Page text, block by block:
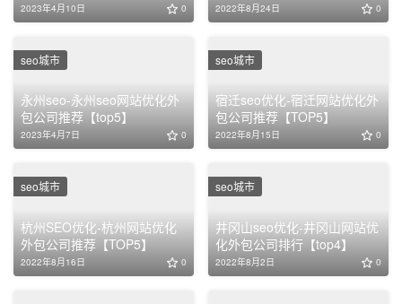
2023年4月10日 0 2022年8月24日 0
永州seo-永州seo网站优化外
包公司推荐【top5】
2023年4月7日 0
seo城市
宿迁seo优化-宿迁网站优化外
包公司推荐【TOP5】
2022年8月15日 0
seo城市
杭州SEO优化-杭州网站优化
外包公司推荐【TOP5】
2022年8月16日 0
seo城市
井冈山seo优化-井冈山网站优
化外包公司排行【top4】
2022年8月2日 0
seo城市